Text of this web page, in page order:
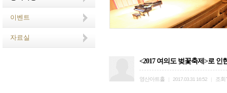
이벤트
자료실
<2017 여의도 벚꽃축제>로 인
영산아트홀 2017.03.31 16:52 조회